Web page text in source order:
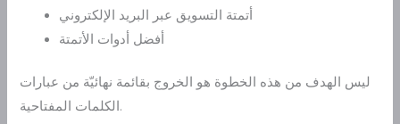
أتمتة التسويق عبر البريد الإلكتروني
أفضل أدوات الأتمتة
ليس الهدف من هذه الخطوة هو الخروج بقائمة نهائيّة من عبارات
الكلمات المفتاحية.